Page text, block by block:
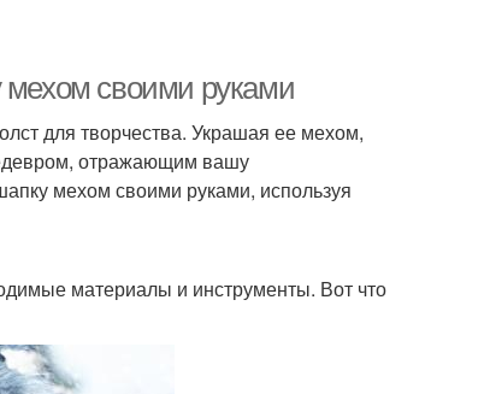
мехом своими руками
для творчества. Украшая ее мехом,
отражающим вашу
мехом своими руками, используя
материалы и инструменты. Вот что